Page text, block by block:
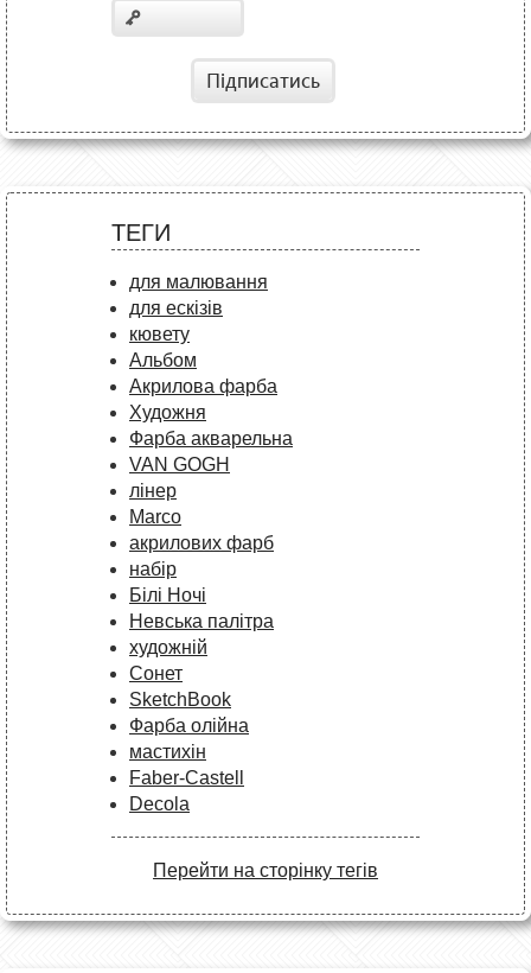
Підписатись
ТЕГИ
для малювання
для ескізів
кювету
Альбом
Акрилова фарба
Художня
Фарба акварельна
VAN GOGH
лінер
Marco
акрилових фарб
набір
Білі Ночі
Невська палітра
художній
Сонет
SketchBook
Фарба олійна
мастихін
Faber-Castell
Decola
Перейти на сторінку тегів